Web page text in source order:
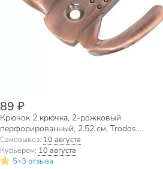
89 ₽
Крючок 2 крючка, 2-рожковый
перфорированный, 2.52 см, Trodos,
04.41.30, 302080, медь
Самовывоз: 10 августа
Курьером: 10 августа
5•3 отзыва